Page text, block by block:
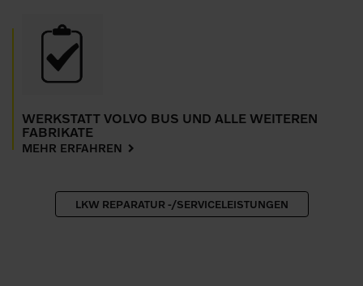
WERKSTATT VOLVO BUS UND ALLE WEITEREN
FABRIKATE
MEHR ERFAHREN
LKW REPARATUR -/SERVICELEISTUNGEN